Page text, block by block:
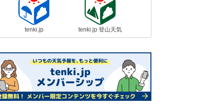
tenki.jp tenki.jp 登山天気